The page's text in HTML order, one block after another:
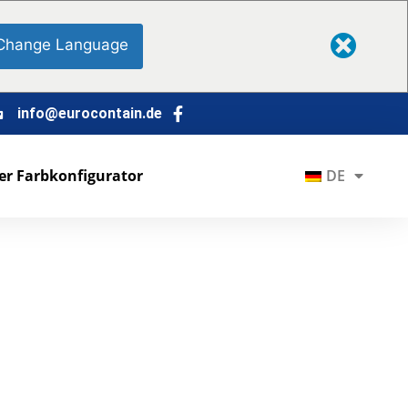
Language
info@eurocontain.de
Farbkonfigurator DE